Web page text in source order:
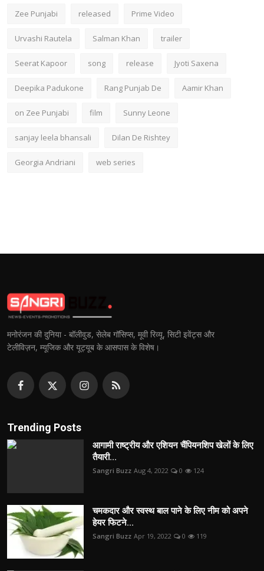
Zee Punjabi released Prime Video
Urvashi Rautela Salman Khan trailer
Seerat Kapoor song release Jyoti Saxena
Deepika Padukone Rang Punjab De Aamir Khan
on Zee Punjabi film Sunny Leone
sanjay leela bhansali Dilan De Rishtey
Georgia Andriani web series
मनोरंजन की दुनिया - बॉलीवुड, सेलेब गॉसिप्स, मूवी रिव्यू, सिटी इवेंट्स और
टेलीविज़न, म्यूजिक और यूट्यूब के आसपास के विशेष।
Trending Posts
आगामी राष्ट्रीय और एशियन चैंपियनशिप खेलों के लिए
तैयारी...
Sangri Buzz Aug 4, 2022 0 124
चमकदार और स्वस्थ बाल पाने के लिए नीम को अपने
हेयर फिटने...
Sangri Buzz Apr 19, 2022 0 119